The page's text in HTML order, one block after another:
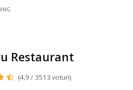
Restaurant
(4,9 / 3513 voturi)